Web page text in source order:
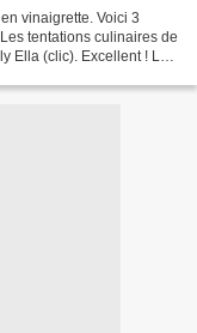
vinaigrette. Voici 3
tentations culinaires de
Ella (clic). Excellent ! Le